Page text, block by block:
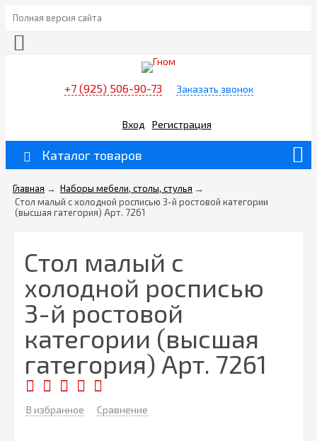
Полная версия сайта
+7 (925) 506-90-73 Заказать звонок
Вход Регистрация
Каталог товаров
Главная → Наборы мебели, столы, стулья →
Стол малый с холодной росписью 3-й ростовой категории
(высшая гатегория) Арт. 7261
Стол малый с
холодной росписью
3-й ростовой
категории (высшая
гатегория) Арт. 7261
В избранное Сравнение